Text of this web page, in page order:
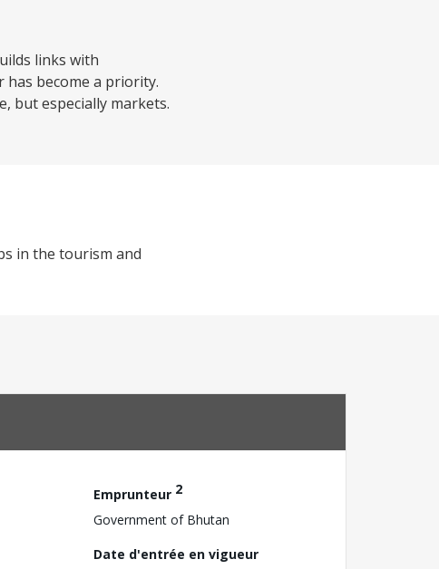
links with
become a priority.
but especially markets.
in the tourism and
Emprunteur 2
Government of Bhutan
Date d'entrée en vigueur